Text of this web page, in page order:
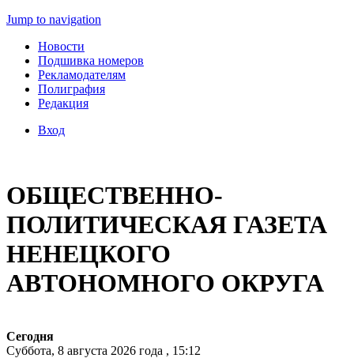
Jump to navigation
Новости
Подшивка номеров
Рекламодателям
Полиграфия
Редакция
Вход
ОБЩЕСТВЕННО-
ПОЛИТИЧЕСКАЯ ГАЗЕТА
НЕНЕЦКОГО
АВТОНОМНОГО ОКРУГА
Сегодня
Суббота, 8 августа 2026 года , 15:12